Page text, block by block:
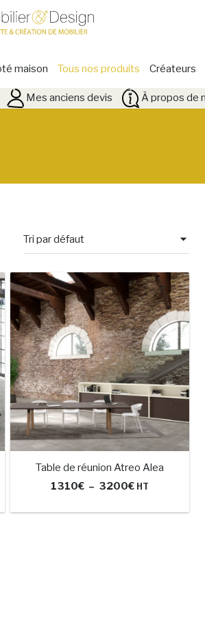
maison Tous nos produits Créateurs
Mes anciens devis À propos de
Table de réunion Atreo Alea
1310€ – 3200€Plage
prix :
HT